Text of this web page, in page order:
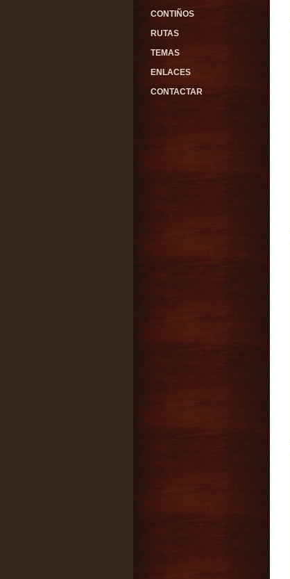
CONTIÑOS
RUTAS
TEMAS
ENLACES
CONTACTAR